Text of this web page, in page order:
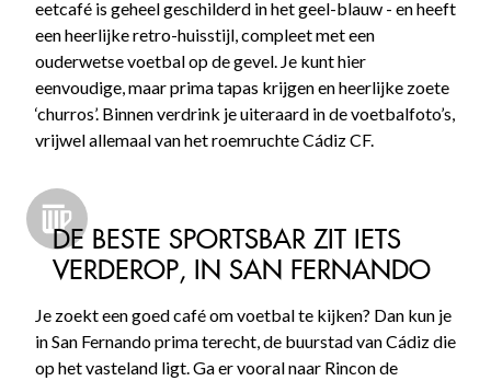
eetcafé is geheel geschilderd in het geel-blauw - en heeft
een heerlijke retro-huisstijl, compleet met een
ouderwetse voetbal op de gevel. Je kunt hier
eenvoudige, maar prima tapas krijgen en heerlijke zoete
‘churros’. Binnen verdrink je uiteraard in de voetbalfoto’s,
vrijwel allemaal van het roemruchte Cádiz CF.
DE BESTE SPORTSBAR ZIT IETS
VERDEROP, IN SAN FERNANDO
Je zoekt een goed café om voetbal te kijken? Dan kun je
in San Fernando prima terecht, de buurstad van Cádiz die
op het vasteland ligt. Ga er vooral naar Rincon de